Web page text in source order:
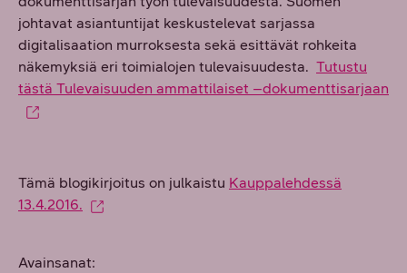
johtavat asiantuntijat keskustelevat sarjassa
digitalisaation murroksesta sekä esittävät rohkeita
näkemyksiä eri toimialojen tulevaisuudesta. Tutustu
tästä Tulevaisuuden ammattilaiset –dokumenttisarjaan
Tämä blogikirjoitus on julkaistu Kauppalehdessä
13.4.2016.
Avainsanat: